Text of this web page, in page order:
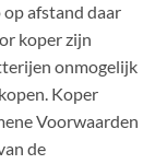
afstand daar
koper zijn
onmogelijk
Koper
Voorwaarden
de